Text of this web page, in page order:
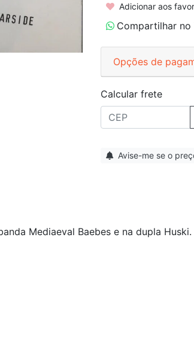
Adicionar aos
Compartilhar no
Opções de
Calcular frete
Avise-me se o
Mediaeval Baebes e na dupla